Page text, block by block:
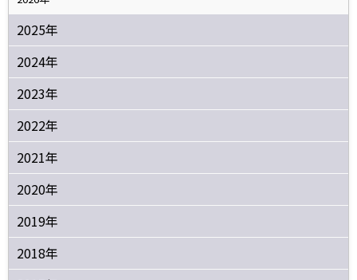
2025年
2024年
2023年
2022年
2021年
2020年
2019年
2018年